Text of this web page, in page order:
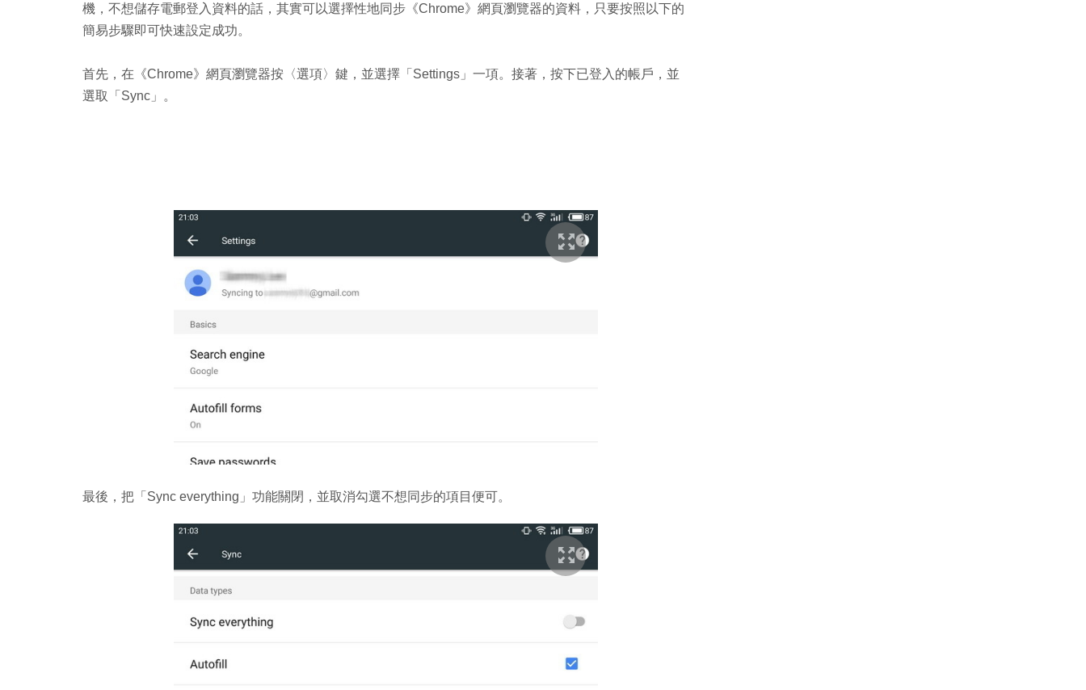
機，不想儲存電郵登入資料的話，其實可以選擇性地同步《Chrome》網頁瀏覽器的資料，只要按照以下的
簡易步驟即可快速設定成功。
首先，在《Chrome》網頁瀏覽器按〈選項〉鍵，並選擇「Settings」一項。接著，按下已登入的帳戶，並
選取「Sync」。
最後，把「Sync everything」功能關閉，並取消勾選不想同步的項目便可。